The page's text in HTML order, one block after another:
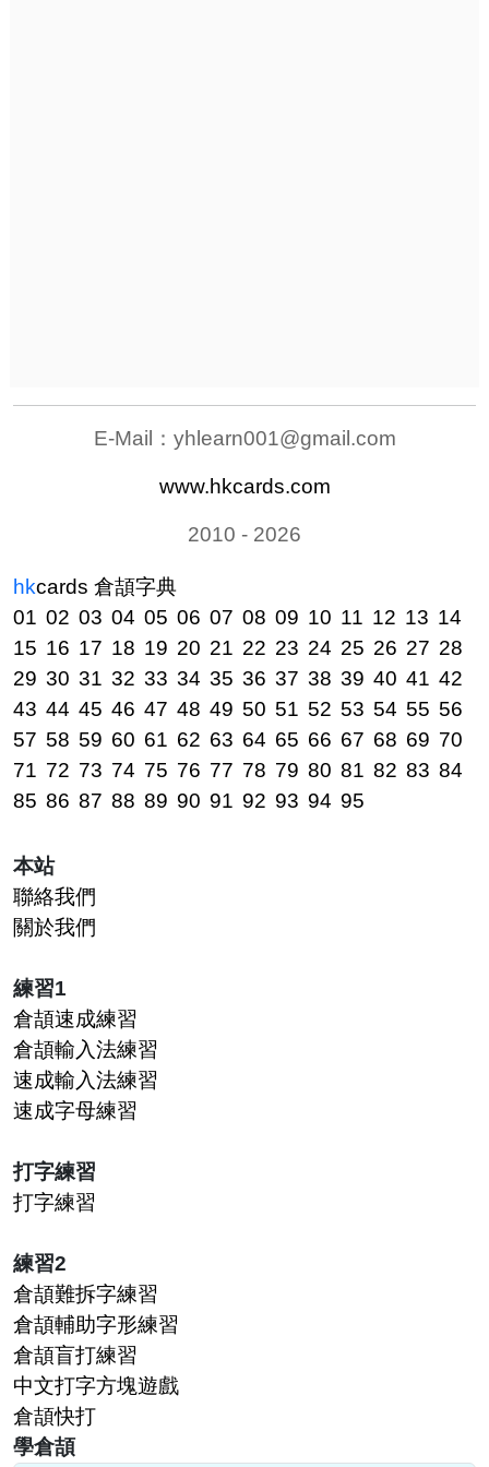
E-Mail： yhlearn001@gmail.com
www.hkcards.com
2010 - 2026
hkcards 倉頡字典
01 02 03 04 05 06 07 08 09 10 11 12 13 14
15 16 17 18 19 20 21 22 23 24 25 26 27 28
29 30 31 32 33 34 35 36 37 38 39 40 41 42
43 44 45 46 47 48 49 50 51 52 53 54 55 56
57 58 59 60 61 62 63 64 65 66 67 68 69 70
71 72 73 74 75 76 77 78 79 80 81 82 83 84
85 86 87 88 89 90 91 92 93 94 95
本站
聯絡我們
關於我們
練習1
倉頡速成練習
倉頡輸入法練習
速成輸入法練習
速成字母練習
打字練習
打字練習
練習2
倉頡難拆字練習
倉頡輔助字形練習
倉頡盲打練習
中文打字方塊遊戲
倉頡快打
學倉頡